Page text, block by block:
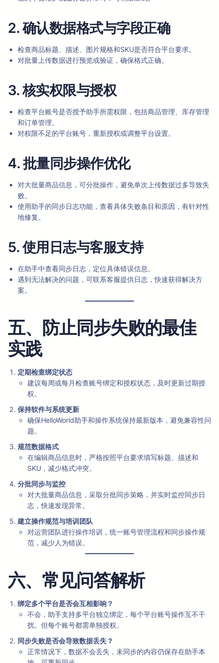
2. 确认数据格式与字段正确
检查商品标题、描述、图片规格和SKU是否符合平台要求。
对批量上传数据进行预览或验证，确保格式正确。
3. 核实权限与授权
检查平台账号是否授予助手所需权限，包括商品管理、库存管理
和订单管理。
对权限不足的平台账号，重新授权或调整平台设置。
4. 批量同步操作优化
对大批量商品信息，可分批操作，避免单次上传数据过多导致失
败。
使用助手的同步日志功能，查看具体失败条目和原因，有针对性
地修复。
5. 使用日志与客服支持
在助手中查看同步日志，定位具体错误信息。
遇到无法解决的问题，可联系客服提供日志，快速获得解决方
案。
五、防止同步失败的最佳
实践
定期检查绑定状态
建议每周或每月检查账号绑定和授权状态，及时更新过期授
权。
保持软件与系统更新
确保HelloWorld助手和操作系统保持最新版本，避免兼容性问
题。
规范数据格式
在编辑商品信息时，严格按照平台要求填写标题、描述和
SKU，减少格式冲突。
分批同步与监控
对大批量商品信息，采取分批同步策略，并实时监控同步日
志，快速发现异常。
建立操作规范与培训团队
对运营团队进行操作培训，统一账号管理流程和同步操作规
范，减少人为错误。
六、常见问答解析
绑定多个平台是否会互相影响？
不会，助手支持多平台独立绑定，每个平台账号操作互不干
扰。但每个账号都需单独授权。
同步失败是否会导致数据丢失？
正常情况下，数据不会丢失，未同步的内容仍保存在助手本